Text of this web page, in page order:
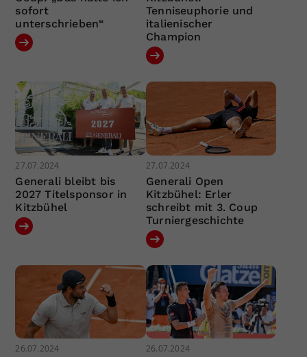
sofort
unterschrieben“
Tenniseuphorie und
italienischer
Champion
27.07.2024
Generali bleibt bis
2027 Titelsponsor in
Kitzbühel
27.07.2024
Generali Open
Kitzbühel: Erler
schreibt mit 3. Coup
Turniergeschichte
26.07.2024 26.07.2024